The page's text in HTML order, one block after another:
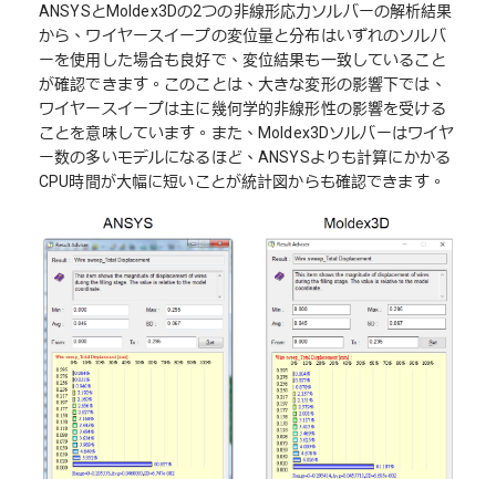
ANSYSとMoldex3Dの2つの非線形応力ソルバーの解析結果
から、ワイヤースイープの変位量と分布はいずれのソルバ
ーを使用した場合も良好で、変位結果も一致していること
が確認できます。このことは、大きな変形の影響下では、
ワイヤースイープは主に幾何学的非線形性の影響を受ける
ことを意味しています。また、Moldex3Dソルバーはワイヤ
ー数の多いモデルになるほど、ANSYSよりも計算にかかる
CPU時間が大幅に短いことが統計図からも確認できます。